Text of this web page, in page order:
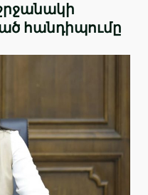
հանդիպումը